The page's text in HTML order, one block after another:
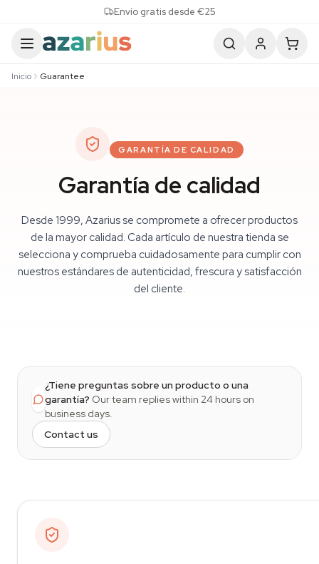
Envío gratis desde €25
Inicio Guarantee
GARANTÍA DE CALIDAD
Garantía de calidad
Desde 1999, Azarius se compromete a ofrecer productos
de la mayor calidad. Cada artículo de nuestra tienda se
selecciona y comprueba cuidadosamente para cumplir con
nuestros estándares de autenticidad, frescura y satisfacción
del cliente.
¿Tiene preguntas sobre un producto o una
garantía? Our team replies within 24 hours on
business days.
Contact us